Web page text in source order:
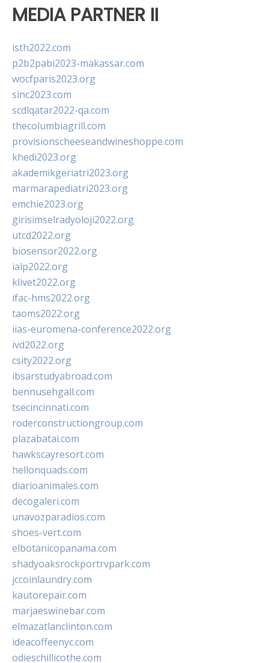
MEDIA PARTNER II
isth2022.com
p2b2pabi2023-makassar.com
wocfparis2023.org
sinc2023.com
scdlqatar2022-qa.com
thecolumbiagrill.com
provisionscheeseandwineshoppe.com
khedi2023.org
akademikgeriatri2023.org
marmarapediatri2023.org
emchie2023.org
girisimselradyoloji2022.org
utcd2022.org
biosensor2022.org
ialp2022.org
klivet2022.org
ifac-hms2022.org
taoms2022.org
iias-euromena-conference2022.org
ivd2022.org
csity2022.org
ibsarstudyabroad.com
bennusehgall.com
tsecincinnati.com
roderconstructiongroup.com
plazabatai.com
hawkscayresort.com
hellonquads.com
diarioanimales.com
decogaleri.com
unavozparadios.com
shoes-vert.com
elbotanicopanama.com
shadyoaksrockportrvpark.com
jccoinlaundry.com
kautorepair.com
marjaeswinebar.com
elmazatlanclinton.com
ideacoffeenyc.com
odieschillicothe.com